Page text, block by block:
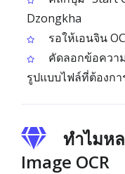
Dzongkha
รอให้เอนจิน
คัดลอกข้อควา
รูปแบบไฟล์ที่ต้องกา
ทำไมห
Image OCR